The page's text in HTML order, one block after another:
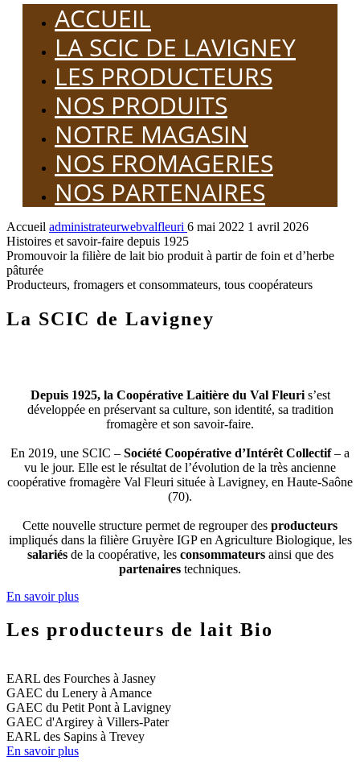
ACCUEIL
LA SCIC DE LAVIGNEY
LES PRODUCTEURS
NOS PRODUITS
NOTRE MAGASIN
NOS FROMAGERIES
NOS PARTENAIRES
Accueil administrateurwebvalfleuri 6 mai 2022 1 avril 2026
Histoires et savoir-faire depuis 1925
Promouvoir la filière de lait bio produit à partir de foin et d’herbe
pâturée
Producteurs, fromagers et consommateurs, tous coopérateurs
La SCIC de Lavigney
Depuis 1925, la Coopérative Laitière du Val Fleuris’est
développée en préservant sa culture, son identité, sa tradition
fromagère et son savoir-faire.
En 2019, une SCIC – Société Coopérative d’Intérêt Collectif– a
vu le jour. Elle est le résultat de l’évolution de la très ancienne
coopérative fromagère Val Fleuri située à Lavigney, en Haute-Saône
(70).
Cette nouvelle structure permet de regrouper des producteurs
impliqués dans la filière Gruyère IGP en Agriculture Biologique, les
salariésde la coopérative, les consommateursainsi que des
partenaires techniques.
En savoir plus
Les producteurs de lait Bio
EARL des Fourches à Jasney
GAEC du Lenery à Amance
GAEC du Petit Pont à Lavigney
GAEC d'Argirey à Villers-Pater
EARL des Sapins à Trevey
En savoir plus